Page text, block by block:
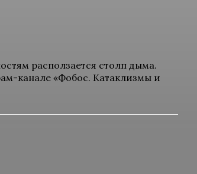
расползается столп дыма.
канале «Фобос. Катаклизмы и